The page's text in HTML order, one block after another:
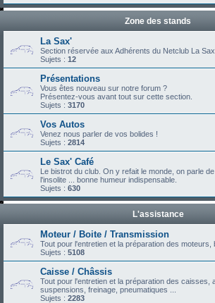
Zone des stands
La Sax'
Section réservée aux Adhérents du Netclub La
Sujets : 12
Présentations
Vous êtes nouveau sur notre forum ?
Présentez-vous avant tout sur cette section.
Sujets : 3170
Vos Autos
Venez nous parler de vos bolides !
Sujets : 2814
Le Sax' Café
Le bistrot du club. On y refait le monde, on parle
l'insolite ... bonne humeur indispensable.
Sujets : 630
L'assistance
Moteur / Boite / Transmission
Tout pour l'entretien et la préparation des moteurs,
Sujets : 5108
Caisse / Châssis
Tout pour l'entretien et la préparation des caisses,
suspensions, freinage, pneumatiques ...
Sujets : 2283